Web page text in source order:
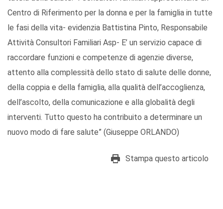
Centro di Riferimento per la donna e per la famiglia in tutte
le fasi della vita- evidenzia Battistina Pinto, Responsabile
Attività Consultori Familiari Asp- E’ un servizio capace di
raccordare funzioni e competenze di agenzie diverse,
attento alla complessità dello stato di salute delle donne,
della coppia e della famiglia, alla qualità dell’accoglienza,
dell’ascolto, della comunicazione e alla globalità degli
interventi. Tutto questo ha contribuito a determinare un
nuovo modo di fare salute” (Giuseppe ORLANDO)
Stampa questo articolo